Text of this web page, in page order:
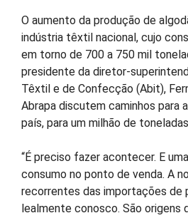
O aumento da produção de
indústria têxtil nacional, cujo
em torno de 700 a 750 mil
presidente da diretor-
Têxtil e de Confecção (Abit),
Abrapa discutem caminhos para
país, para um milhão de
“É preciso fazer acontecer. E
consumo no ponto de venda. A
recorrentes das importações de
lealmente conosco. São origens